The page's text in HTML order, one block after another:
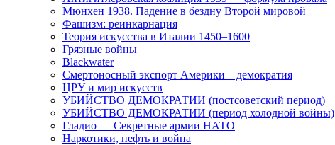
Мюнхен 1938. Падение в бездну Второй мировой
Фашизм: реинкарнация
Теория искусства в Италии 1450–1600
Грязные войны
Blackwater
Смертоносный экспорт Америки – демократия
ЦРУ и мир искусств
УБИЙСТВО ДЕМОКРАТИИ (постсоветский период)
УБИЙСТВО ДЕМОКРАТИИ (период холодной войны)
Гладио — Секретные армии НАТО
Наркотики, нефть и война